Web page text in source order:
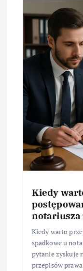
Kiedy
notariusza
Kiedy warto
spadkowe u
pytanie zyskuje
przepisów